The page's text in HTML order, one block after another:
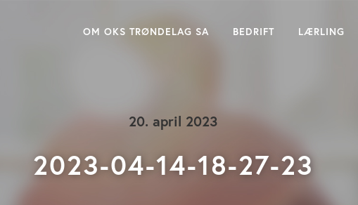
OM OKS TRØNDELAG SA BEDRIFT LÆRLING
20. april 2023
2023-04-14-18-27-23